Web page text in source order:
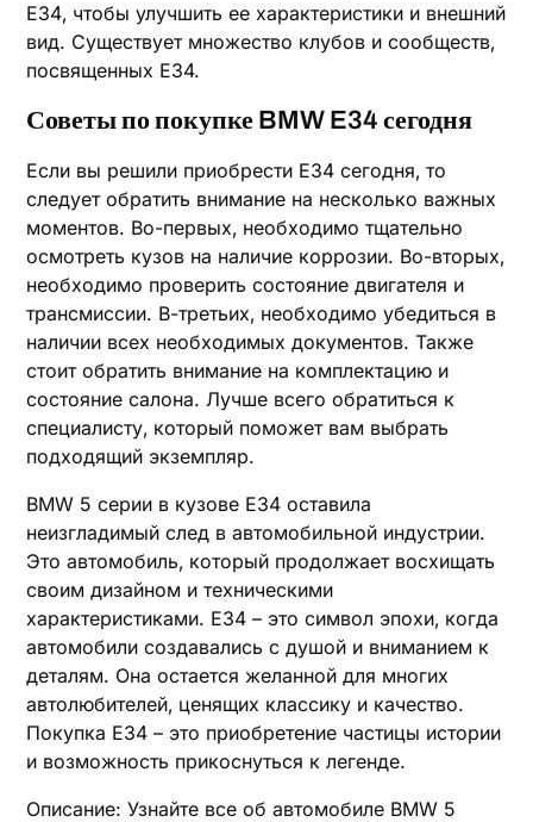
E34‚ чтобы улучшить ее характеристики и внешний
вид. Существует множество клубов и сообществ‚
посвященных E34.
Советы по покупке BMW E34 сегодня
Если вы решили приобрести E34 сегодня‚ то
следует обратить внимание на несколько важных
моментов. Во-первых‚ необходимо тщательно
осмотреть кузов на наличие коррозии. Во-вторых‚
необходимо проверить состояние двигателя и
трансмиссии. В-третьих‚ необходимо убедиться в
наличии всех необходимых документов. Также
стоит обратить внимание на комплектацию и
состояние салона. Лучше всего обратиться к
специалисту‚ который поможет вам выбрать
подходящий экземпляр.
BMW 5 серии в кузове E34 оставила
неизгладимый след в автомобильной индустрии.
Это автомобиль‚ который продолжает восхищать
своим дизайном и техническими
характеристиками. E34 – это символ эпохи‚ когда
автомобили создавались с душой и вниманием к
деталям. Она остается желанной для многих
автолюбителей‚ ценящих классику и качество.
Покупка E34 – это приобретение частицы истории
и возможность прикоснуться к легенде.
Описание: Узнайте все об автомобиле BMW 5